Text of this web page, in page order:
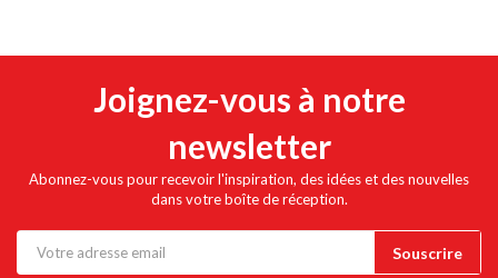
Joignez-vous à notre
newsletter
Abonnez-vous pour recevoir l'inspiration, des idées et des nouvelles
dans votre boîte de réception.